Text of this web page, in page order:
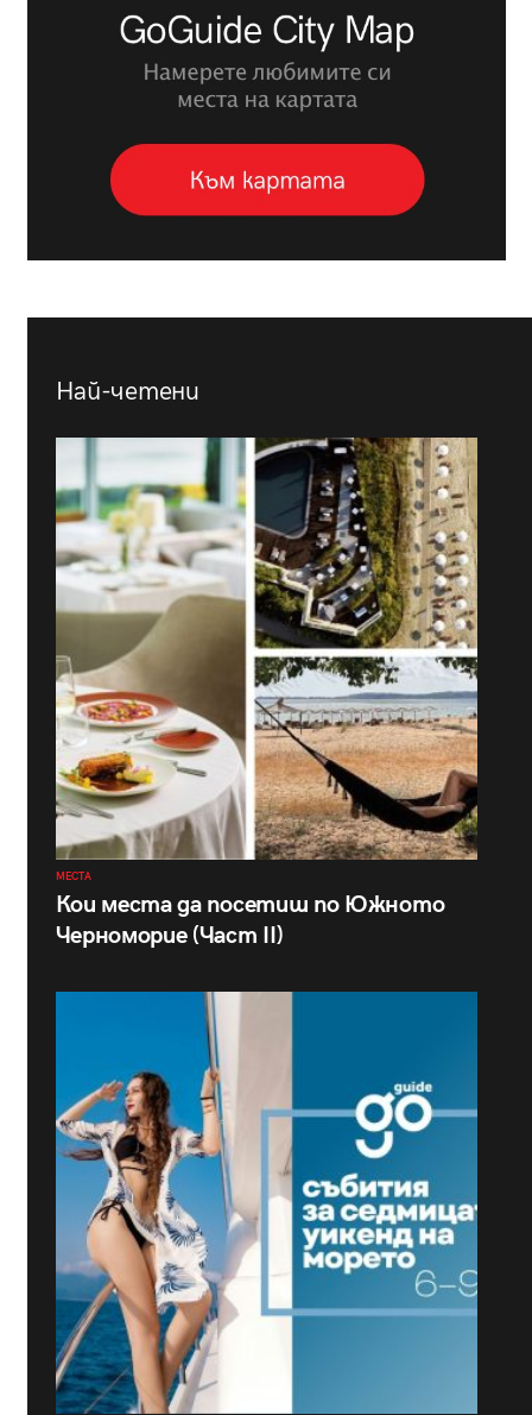
Най-четени
МЕСТА
Кои места да посетиш по Южното
Черноморие (Част II)